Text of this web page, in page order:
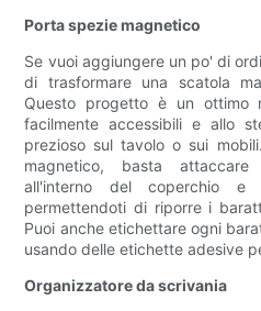
Porta spezie magnetico
Se vuoi aggiungere un po' di
di trasformare una scatola
Questo progetto è un ottimo
facilmente accessibili e allo
prezioso sul tavolo o sui
magnetico, basta
all'interno del coperchio
permettendoti di riporre i
Puoi anche etichettare ogni
usando delle etichette adesive
Organizzatore da scrivania